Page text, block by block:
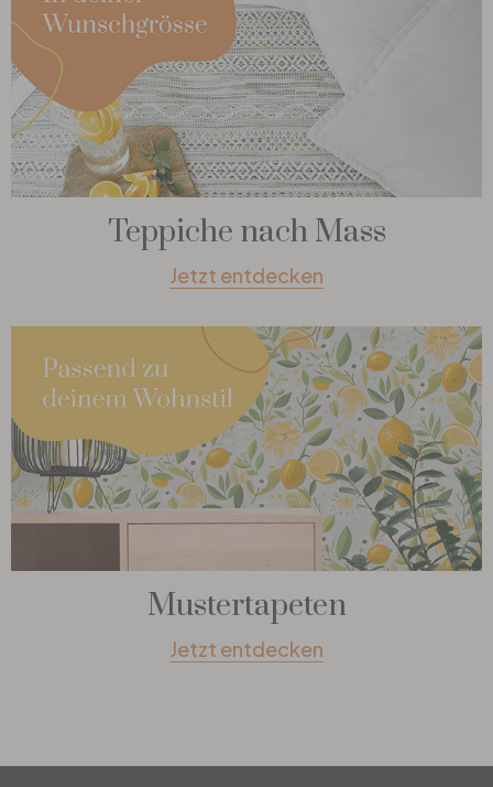
Teppiche nach Mass
Jetzt entdecken
Mustertapeten
Jetzt entdecken